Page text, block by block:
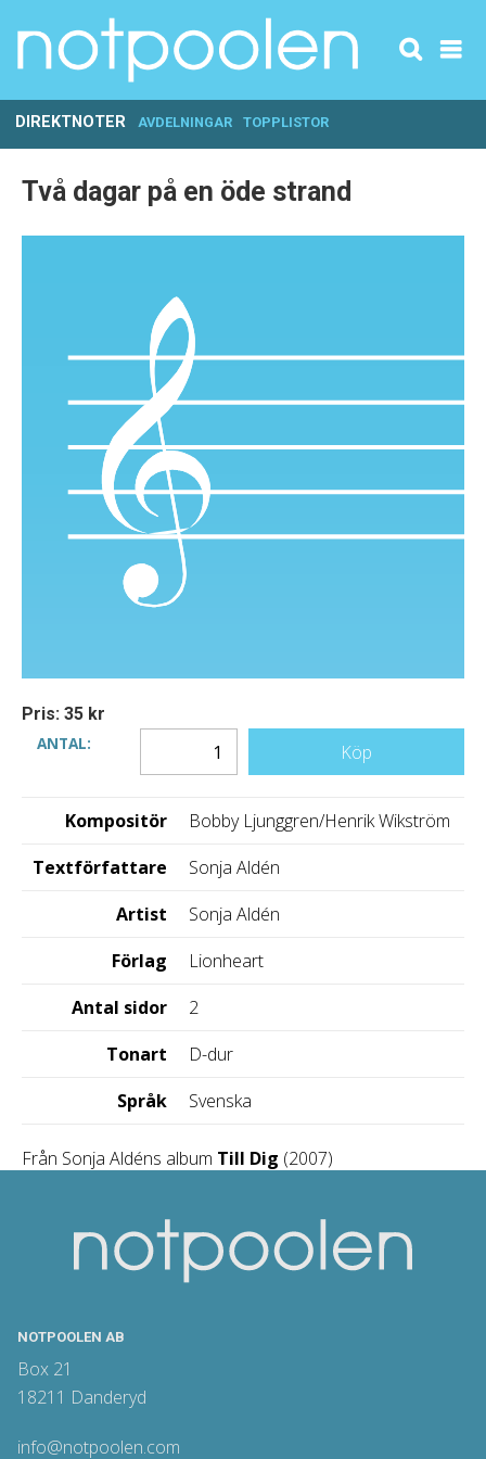
DIREKTNOTER AVDELNINGAR TOPPLISTOR
Två dagar på en öde strand
Pris: 35 kr
ANTAL:
Köp
Kompositör
Bobby Ljunggren/Henrik Wikström
Textförfattare
Sonja Aldén
Artist
Sonja Aldén
Förlag
Lionheart
Antal sidor
2
Tonart
D-dur
Språk
Svenska
Från Sonja Aldéns album Till Dig (2007)
NOTPOOLEN AB
Box 21
18211 Danderyd
info@notpoolen.com